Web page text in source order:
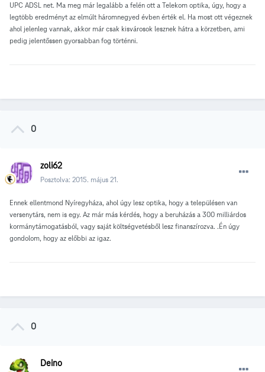
UPC ADSL net. Ma meg már legalább a felén ott a Telekom optika, úgy, hogy a
legtöbb eredményt az elmúlt háromnegyed évben érték el. Ha most ott végeznek
ahol jelenleg vannak, akkor már csak kisvárosok lesznek hátra a körzetben, ami
pedig jelentőssen gyorsabban fog történni.
0
zoli62
Posztolva: 2015. május 21.
Ennek ellentmond Nyíregyháza, ahol úgy lesz optika, hogy a településen van
versenytárs, nem is egy. Az már más kérdés, hogy a beruházás a 300 milliárdos
kormánytámogatásból, vagy saját költségvetésből lesz finanszírozva. .Én úgy
gondolom, hogy az előbbi az igaz.
0
Deino